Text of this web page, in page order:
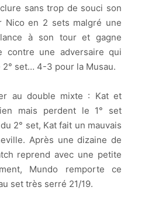
sans trop de souci son
Nico en 2 sets malgré une
à son tour et gagne
contre une adversaire qui
set… 4-3 pour la Musau.
au double mixte : Kat et
mais perdent le 1° set
2° set, Kat fait un mauvais
Après une dizaine de
reprend avec une petite
Mundo remporte ce
set très serré 21/19.